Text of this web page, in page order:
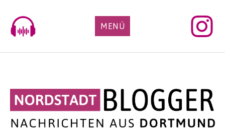
content
MENÜ